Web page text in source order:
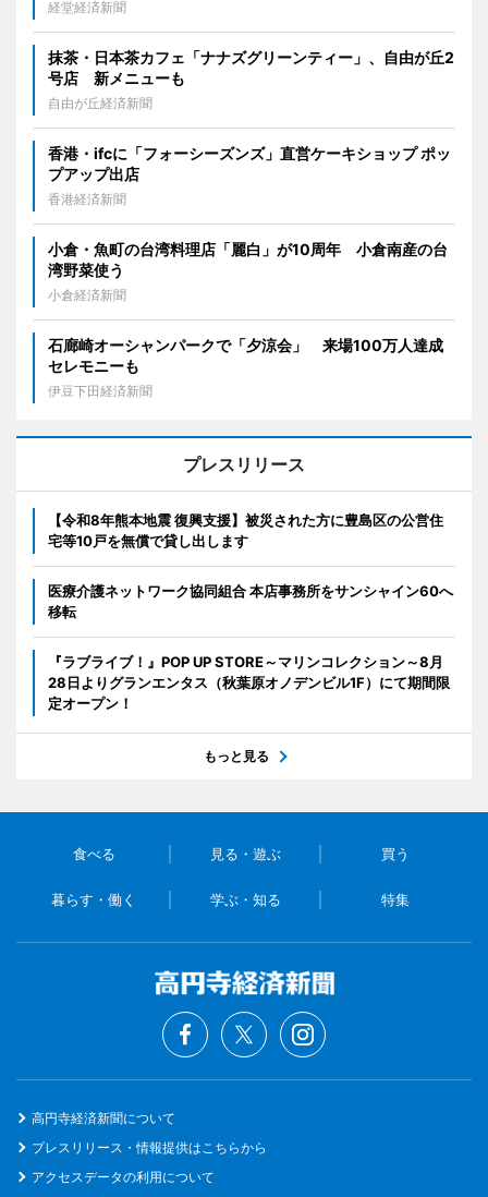
経堂経済新聞
抹茶・日本茶カフェ「ナナズグリーンティー」、自由が丘2
号店 新メニューも
自由が丘経済新聞
香港・ifcに「フォーシーズンズ」直営ケーキショップ ポッ
プアップ出店
香港経済新聞
小倉・魚町の台湾料理店「麗白」が10周年 小倉南産の台
湾野菜使う
小倉経済新聞
石廊崎オーシャンパークで「夕涼会」 来場100万人達成
セレモニーも
伊豆下田経済新聞
プレスリリース
【令和8年熊本地震 復興支援】被災された方に豊島区の公営住
宅等10戸を無償で貸し出します
医療介護ネットワーク協同組合 本店事務所をサンシャイン60へ
移転
『ラブライブ！』POP UP STORE～マリンコレクション～8月
28日よりグランエンタス（秋葉原オノデンビル1F）にて期間限
定オープン！
もっと見る
食べる 見る・遊ぶ 買う
暮らす・働く 学ぶ・知る 特集
高円寺経済新聞について
プレスリリース・情報提供はこちらから
アクセスデータの利用について